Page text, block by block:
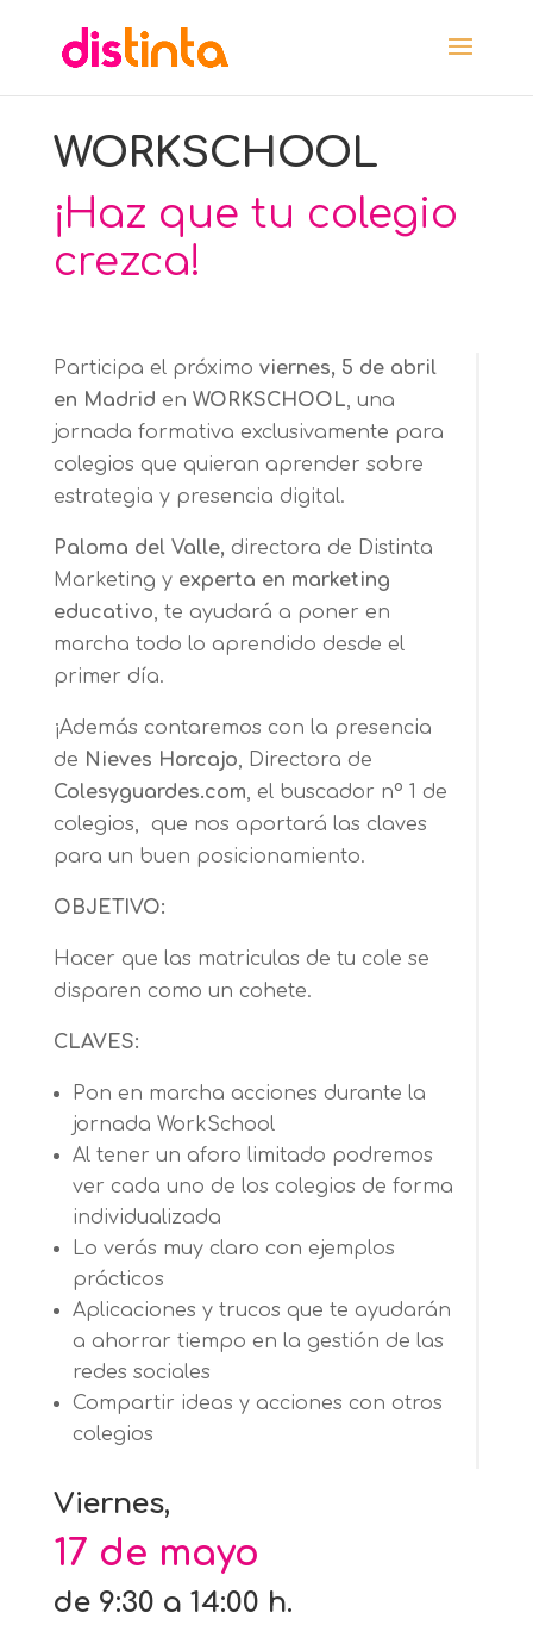
WORKSCHOOL
¡Haz que tu colegio
crezca!
Participa el próximo viernes, 5 de abril
en Madrid en WORKSCHOOL, una
jornada formativa exclusivamente para
colegios que quieran aprender sobre
estrategia y presencia digital.
Paloma del Valle, directora de Distinta
Marketing yexperta en marketing
educativo, te ayudará a poner en
marcha todo lo aprendido desde el
primer día.
¡Además contaremos con la presencia
de Nieves Horcajo, Directora de
Colesyguardes.com, el buscador nº 1 de
colegios, que nos aportará las claves
para un buen posicionamiento.
OBJETIVO:
Hacer que las matriculas de tu cole se
disparen como un cohete.
CLAVES:
Pon en marcha acciones durante la
jornada WorkSchool
Al tener un aforo limitado podremos
ver cada uno de los colegios de forma
individualizada
Lo verás muy claro con ejemplos
prácticos
Aplicaciones y trucos que te ayudarán
a ahorrar tiempo en la gestión de las
redes sociales
Compartir ideas y acciones con otros
colegios
Viernes,
17 de mayo
de 9:30 a 14:00 h.